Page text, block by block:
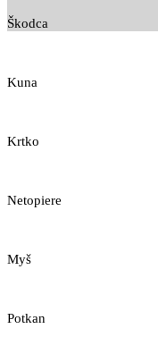
Škodca
Kuna
Krtko
Netopiere
Myš
Potkan